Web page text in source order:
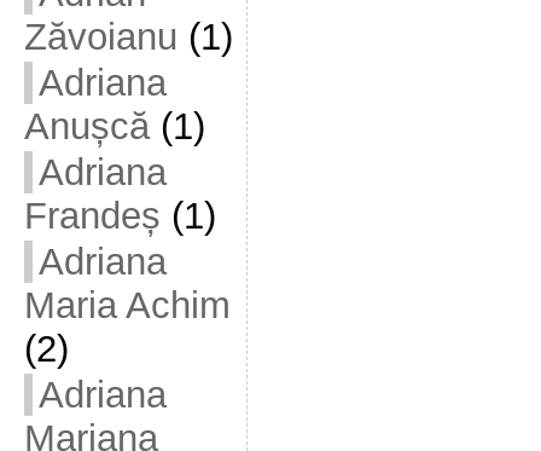
Zăvoianu (1)
Adriana
Anușcă(1)
Adriana
Frandeș (1)
Adriana
Maria Achim
(2)
Adriana
Mariana